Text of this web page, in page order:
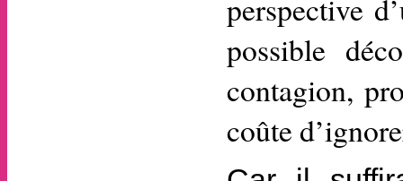
perspective
possible
contagion,
coûte